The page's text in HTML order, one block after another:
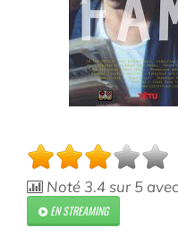
Noté 3.4sur5 avec
EN STREAMING